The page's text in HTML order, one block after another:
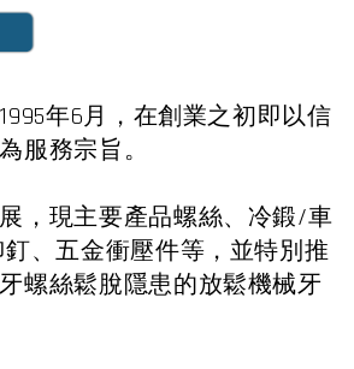
年6月，在創業之初即以信
服務宗旨。
，現主要產品螺絲、冷鍛/車
、五金衝壓件等，並特別推
螺絲鬆脫隱患的放鬆機械牙